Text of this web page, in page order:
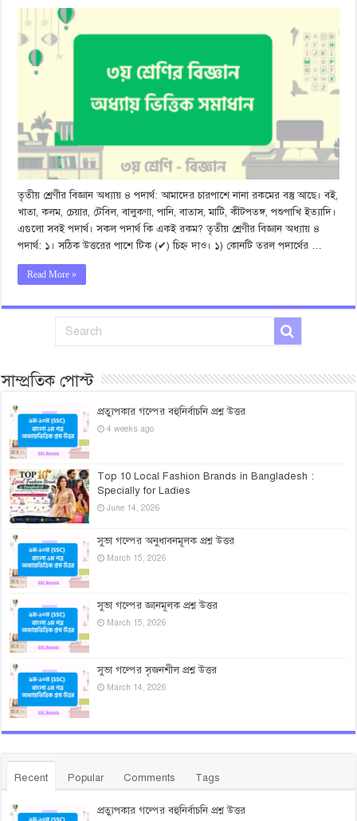
তৃতীয় শ্রেণীর বিজ্ঞান অধ্যায় ৪ পদার্থ: আমাদের চারপাশে নানা রকমের বস্তু আছে। বই,
খাতা, কলম, চেয়ার, টেবিল, বালুকণা, পানি, বাতাস, মাটি, কীটপতঙ্গ, পশুপাখি ইত্যাদি।
এগুলো সবই পদার্থ। সকল পদার্থ কি একই রকম? তৃতীয় শ্রেণীর বিজ্ঞান অধ্যায় ৪
পদার্থ: ১। সঠিক উত্তরের পাশে টিক (✔) চিহ্ন দাও। ১) কোনটি তরল পদার্থের …
Read More »
সাম্প্রতিক পোস্ট
প্রত্যুপকার গল্পের বহুনির্বাচনি প্রশ্ন উত্তর
4 weeks ago
Top 10 Local Fashion Brands in Bangladesh :
Specially for Ladies
June 14, 2026
সুভা গল্পের অনুধাবনমূলক প্রশ্ন উত্তর
March 15, 2026
সুভা গল্পের জ্ঞানমূলক প্রশ্ন উত্তর
March 15, 2026
সুভা গল্পের সৃজনশীল প্রশ্ন উত্তর
March 14, 2026
Recent Popular Comments Tags
প্রত্যুপকার গল্পের বহুনির্বাচনি প্রশ্ন উত্তর